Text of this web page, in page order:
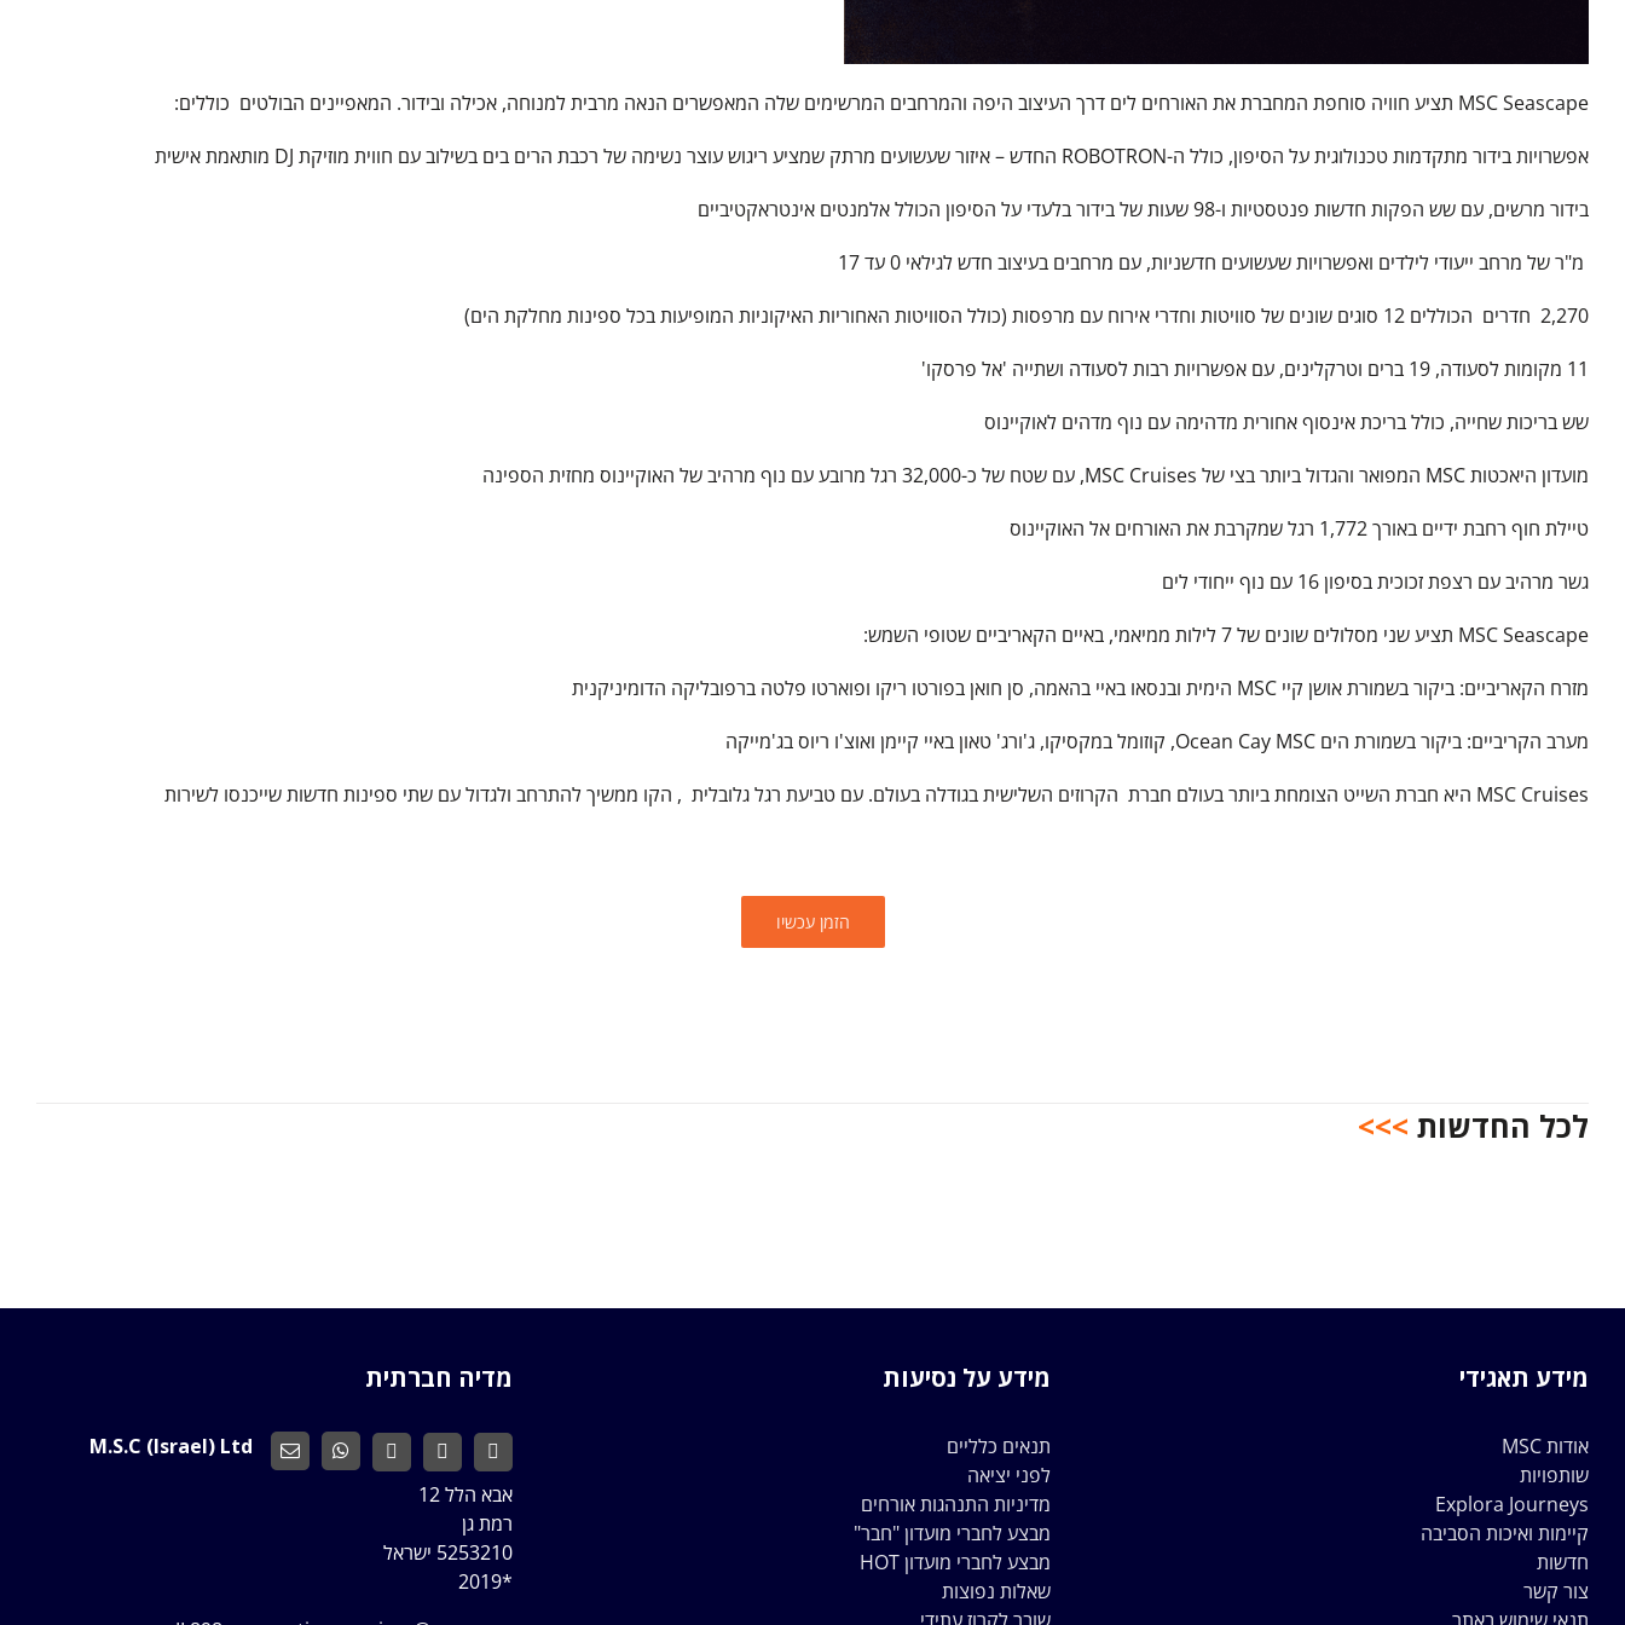
MSC Seascape תציע חוויה סוחפת המחברת את האורחים לים דרך העיצוב היפה והמרחבים המרשימים שלה המאפשרים הנאה מרבית למנוחה, אכילה ובידור. המאפיינים הבולטים כוללים:
אפשרויות בידור מתקדמות טכנולוגית על הסיפון, כולל ה-ROBOTRON החדש – איזור שעשועים מרתק שמציע ריגוש עוצר נשימה של רכבת הרים בים בשילוב עם חווית מוזיקת DJ מותאמת אישית
בידור מרשים, עם שש הפקות חדשות פנטסטיות ו-98 שעות של בידור בלעדי על הסיפון הכולל אלמנטים אינטראקטיביים
מ"ר של מרחב ייעודי לילדים ואפשרויות שעשועים חדשניות, עם מרחבים בעיצוב חדש לגילאי 0 עד 17
2,270 חדרים הכוללים 12 סוגים שונים של סוויטות וחדרי אירוח עם מרפסות (כולל הסוויטות האחוריות האיקוניות המופיעות בכל ספינות מחלקת הים)
11 מקומות לסעודה, 19 ברים וטרקלינים, עם אפשרויות רבות לסעודה ושתייה 'אל פרסקו'
שש בריכות שחייה, כולל בריכת אינסוף אחורית מדהימה עם נוף מדהים לאוקיינוס
מועדון היאכטות MSC המפואר והגדול ביותר בצי של MSC Cruises, עם שטח של כ-32,000 רגל מרובע עם נוף מרהיב של האוקיינוס מחזית הספינה
טיילת חוף רחבת ידיים באורך 1,772 רגל שמקרבת את האורחים אל האוקיינוס
גשר מרהיב עם רצפת זכוכית בסיפון 16 עם נוף ייחודי לים
MSC Seascape תציע שני מסלולים שונים של 7 לילות ממיאמי, באיים הקאריביים שטופי השמש:
מזרח הקאריביים: ביקור בשמורת אושן קיי MSC הימית ובנסאו באיי בהאמה, סן חואן בפורטו ריקו ופוארטו פלטה ברפובליקה הדומיניקנית
מערב הקריביים: ביקור בשמורת הים Ocean Cay MSC, קוזומל במקסיקו, ג'ורג' טאון באיי קיימן ואוצ'ו ריוס בג'מייקה
MSC Cruises היא חברת השייט הצומחת ביותר בעולם חברת הקרוזים השלישית בגודלה בעולם. עם טביעת רגל גלובלית , הקו ממשיך להתרחב ולגדול עם שתי ספינות חדשות שייכנסו לשירות
הזמן עכשיו
לכל החדשות >>>
מידע תאגידי
אודות MSC
שותפויות
Explora Journeys
קיימות ואיכות הסביבה
חדשות
צור קשר
מידע על נסיעות
תנאים כלליים
לפני יציאה
מדיניות התנהגות אורחים
מבצע לחברי מועדון "חבר"
מבצע לחברי מועדון HOT
שאלות נפוצות
מדיה חברתית
M.S.C (Israel) Ltd
אבא הלל 12
רמת גן
5253210 ישראל
*2019